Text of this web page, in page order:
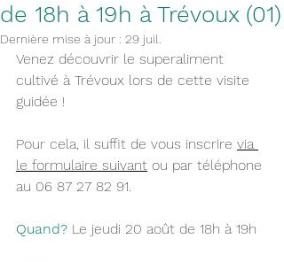
de 18h à 19h à Trévoux (01)
Dernière mise à jour : 29 juil.
Venez découvrir le superaliment
cultivé à Trévoux lors de cette visite
guidée !
Pour cela, il suffit de vous inscrire via
le formulaire suivant ou par téléphone
au 06 87 27 82 91.
Quand? Le jeudi 20 août de 18h à 19h